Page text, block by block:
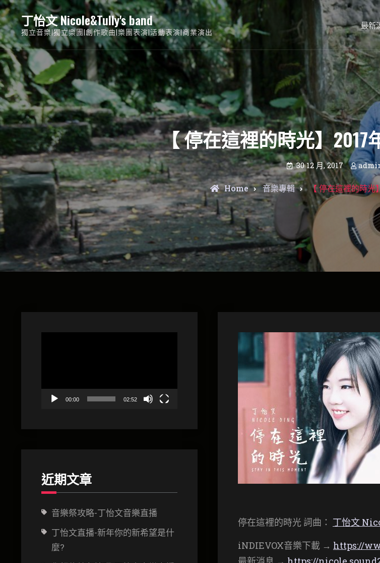
Skip
to
content
丁怡文 Nicole&Tully's band
獨立音樂|獨立樂團|創作歌曲|樂團表演|活動表演|商業演出
最新
【 停在這裡的時光】2017
30 12 月, 2017
Home 音樂專輯 【 停在這裡的時
停在這裡的時光 詞曲： 丁怡文
iNDIEVOX音樂下載 → https://
放
00:00 02:52
近期文章
音樂祭攻略-丁怡文音樂直播
丁怡文直播-新年你的新希望是什
麼?